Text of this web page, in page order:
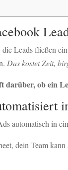
die Leads fließen
Das kostet Zeit,
darüber, ob ein
automatisch in
dein Team